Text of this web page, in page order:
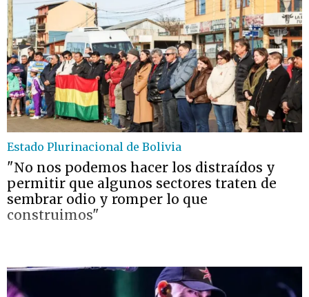
Estado Plurinacional de Bolivia
"No nos podemos hacer los distraídos y
permitir que algunos sectores traten de
sembrar odio y romper lo que
construimos"